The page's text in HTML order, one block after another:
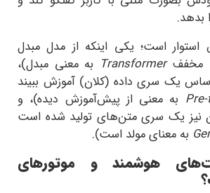
بدهد.
است؛ یکی اینکه از مدل مبدل
مخففTransformer به معنی مبدل)،
اساس یک سری داده (کلان) آموزش ببیند
به معنی از پیش‌آموزش دیده)، و
نیز یک سری متن‌های تولید شده است
به معنای مولد است).
هوشمند و موتورهای